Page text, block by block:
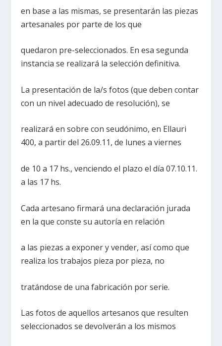
en base a las mismas, se presentarán las piezas
artesanales por parte de los que
quedaron pre-seleccionados. En esa segunda
instancia se realizará la selección definitiva.
La presentación de la/s fotos (que deben contar
con un nivel adecuado de resolución), se
realizará en sobre con seudónimo, en Ellauri
400, a partir del 26.09.11, de lunes a viernes
de 10 a 17 hs., venciendo el plazo el día 07.10.11.
a las 17 hs.
Cada artesano firmará una declaración jurada
en la que conste su autoría en relación
a las piezas a exponer y vender, así como que
realiza los trabajos pieza por pieza, no
tratándose de una fabricación por serie.
Las fotos de aquellos artesanos que resulten
seleccionados se devolverán a los mismos